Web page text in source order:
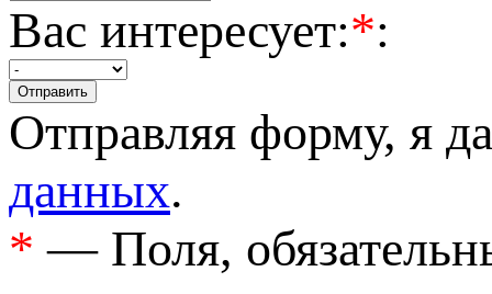
Вас интересует:*:
Отправляя форму, я
данных.
* — Поля,